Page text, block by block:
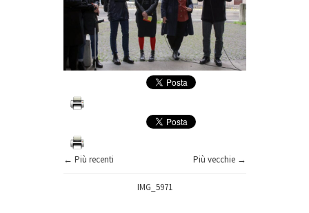
← Più recenti Più vecchie →
IMG_5971